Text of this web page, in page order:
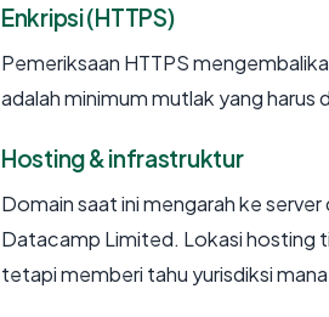
Enkripsi (HTTPS)
Pemeriksaan HTTPS
adalah minimum mutlak yang harus
Hosting & infrastruktur
Domain saat ini mengarah ke server
Datacamp Limited. Lokasi hosting
tetapi memberi tahu yurisdiksi